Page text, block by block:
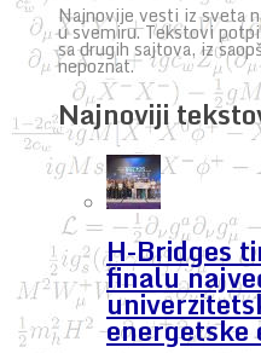
Najnovije vesti iz sveta
u svemiru. Tekstovi
sa drugih sajtova, iz
nepoznat.
Najnoviji
H-Bridges
finalu